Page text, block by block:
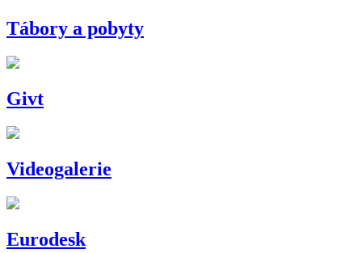
Tábory a pobyty
Givt
Videogalerie
Eurodesk